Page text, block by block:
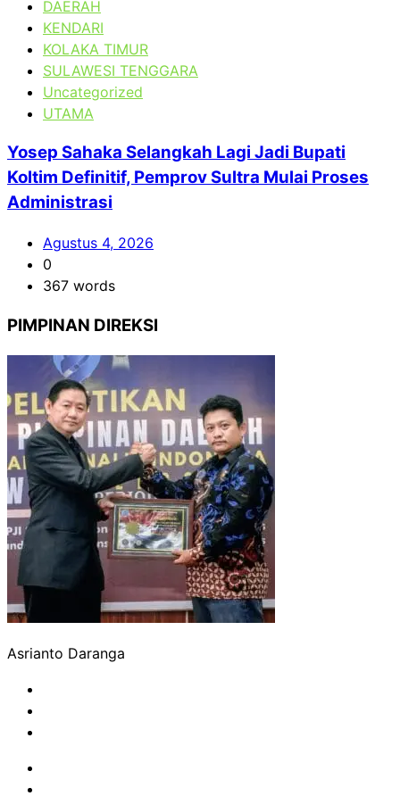
DAERAH
KENDARI
KOLAKA TIMUR
SULAWESI TENGGARA
Uncategorized
UTAMA
Yosep Sahaka Selangkah Lagi Jadi Bupati
Koltim Definitif, Pemprov Sultra Mulai Proses
Administrasi
Agustus 4, 2026
0
367 words
PIMPINAN DIREKSI
Asrianto Daranga